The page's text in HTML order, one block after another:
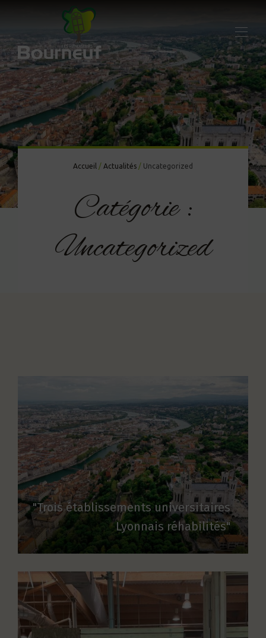
Accueil / Actualités / Uncategorized
Catégorie :
Uncategorized
"Trois établissements universitaires
Lyonnais réhabilités"